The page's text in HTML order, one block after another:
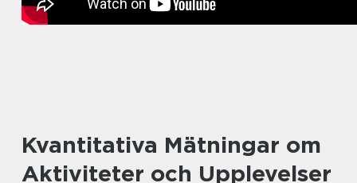
Kvantitativa Mätningar om
Aktiviteter och Upplevelser